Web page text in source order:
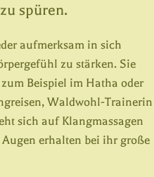
spüren.
aufmerksam in sich
zu stärken. Sie
Beispiel im Hatha oder
Waldwohl-Trainerin
sich auf Klangmassagen
Augen erhalten bei ihr große